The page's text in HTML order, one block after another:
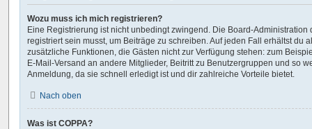
Wozu muss ich mich registrieren?
Eine Registrierung ist nicht unbedingt zwingend. Die Board-Administration
registriert sein musst, um Beiträge zu schreiben. Auf jeden Fall erhältst du
zusätzliche Funktionen, die Gästen nicht zur Verfügung stehen: zum
E-Mail-Versand an andere Mitglieder, Beitritt zu Benutzergruppen und so
Anmeldung, da sie schnell erledigt ist und dir zahlreiche Vorteile bietet.
Nach oben
Was ist COPPA?